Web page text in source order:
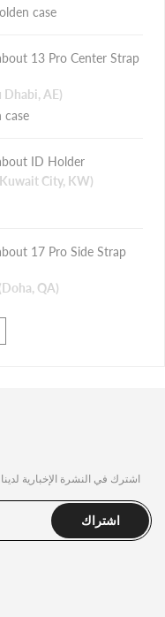
case
13 Pro Center Strap
Dhabi, AE)
case
ID Holder
City, KW)
17 Pro Side Strap
(Doha, QA)
اشترك في النشرة الإخبارية
اشتراك